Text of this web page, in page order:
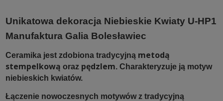
Unikatowa dekoracja Niebieskie Kwiaty U-HP1
Manufaktura Galia Bolesławiec
Ceramika jest zdobiona tradycyjną metodą
stempelkową oraz pędzlem. Charakteryzuje ją motyw
niebieskich kwiatów.
Łączenie nowoczesnych motywów z tradycyjną